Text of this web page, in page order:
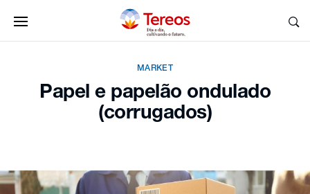
MARKET
Papel e papelão ondulado
(corrugados)